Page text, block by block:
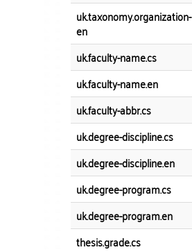
uk.taxonomy.organization-
en
uk.faculty-name.cs
uk.faculty-name.en
uk.faculty-abbr.cs
uk.degree-discipline.cs
uk.degree-discipline.en
uk.degree-program.cs
uk.degree-program.en
thesis.grade.cs